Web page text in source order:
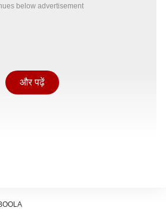
below advertisement
और पढ़ें